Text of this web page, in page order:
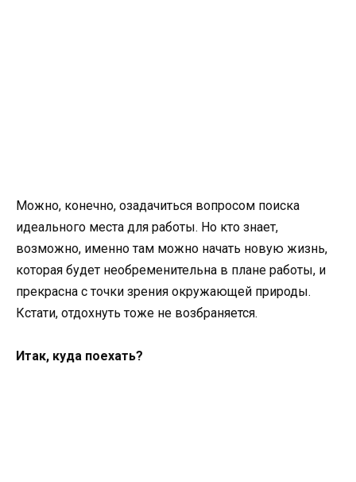
Можно, конечно, озадачиться вопросом поиска
идеального места для работы. Но кто знает,
возможно, именно там можно начать новую жизнь,
которая будет необременительна в плане работы, и
прекрасна с точки зрения окружающей природы.
Кстати, отдохнуть тоже не возбраняется.
Итак, куда поехать?